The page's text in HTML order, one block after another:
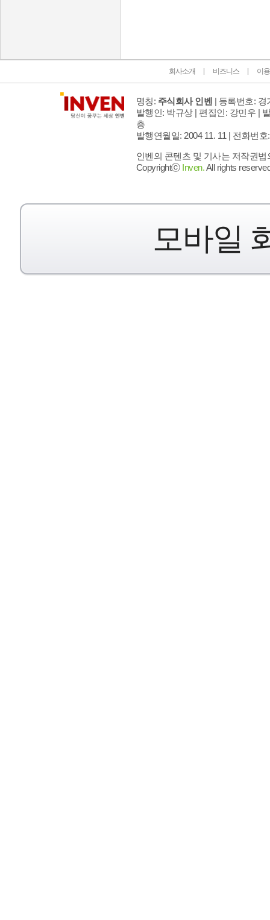
회사소개 비즈니스 이
명칭: 주식회사 인벤 | 등록번호: 경
발행인: 박규상 | 편집인: 강민우 |
층
발행연월일: 2004 11. 11 | 전화번호
인벤의 콘텐츠 및 기사는 저작권
Copyrightⓒ Inven.All rights
모바일